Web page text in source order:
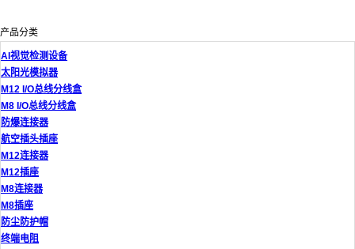
产品分类
AI视觉检测设备
太阳光模拟器
M12 I/O总线分线盒
M8 I/O总线分线盒
防爆连接器
航空插头插座
M12连接器
M12插座
M8连接器
M8插座
防尘防护帽
终端电阻